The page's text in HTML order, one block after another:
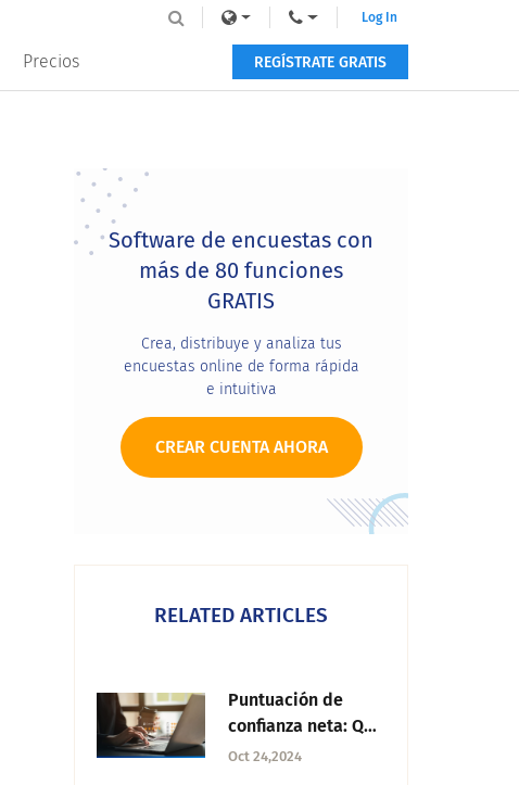
Precios
Log In
REGÍSTRATE GRATIS
Primary
Sidebar
Software de encuestas con
más de 80 funciones
GRATIS
Crea, distribuye y analiza tus
encuestas online de forma rápida
e intuitiva
CREAR CUENTA AHORA
RELATED ARTICLES
Puntuación de
confianza neta: Qué
es y cómo medirla
Oct 24,2024